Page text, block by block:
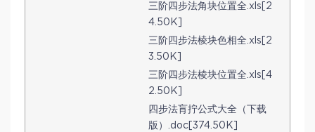
三阶四步法角块位置全.xls[2
4.50K]
三阶四步法棱块色相全.xls[2
3.50K]
三阶四步法棱块位置全.xls[4
2.50K]
四步法肓拧公式大全（下载
版）.doc[374.50K]